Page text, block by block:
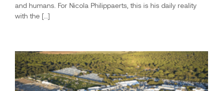
and humans. For Nicola Philippaerts, this is his daily reality
with the […]